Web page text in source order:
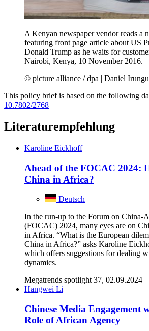
A Kenyan newspaper vendor reads a
featuring front page article about US
Donald Trump as he waits for
Nairobi, Kenya, 10 November 2016.
© picture alliance / dpa | Daniel Irungu
This policy brief is based on the following
10.7802/2768
Literaturempfehlung
Karoline Eickhoff
Ahead of the FOCAC 2024:
China in Africa?
Deutsch
In the run-up to the Forum on China-
(FOCAC) 2024, many eyes are on
in Africa. “What is the European
China in Africa?” asks Karoline
which offers suggestions for dealing
dynamics.
Megatrends spotlight 37, 02.09.2024
Hangwei Li
Chinese Media Engagement
Role of African Agency